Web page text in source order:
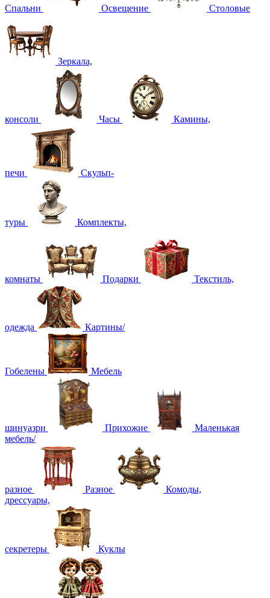
Спальни Освещение Столовые
Зеркала,
консоли Часы Камины,
печи Скульп-
туры Комплекты,
комнаты Подарки Текстиль,
одежда Картины/
Гобелены Мебель
шинуазри Прихожие
Маленькая
мебель/
разное Разное
Комоды,
дрессуары,
секретеры Куклы